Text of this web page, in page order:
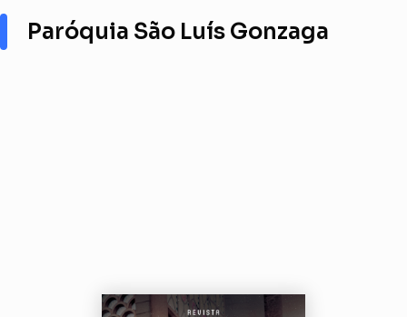
Paróquia São Luís Gonzaga